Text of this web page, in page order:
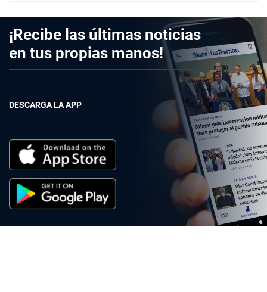
¡Recibe las últimas noticias
en tus propias manos!
DESCARGA LA APP